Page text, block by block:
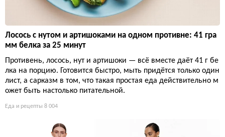
Лосось с нутом и артишоками на одном противне: 41 гра
мм белка за 25 минут
Противень, лосось, нут и артишоки — всё вместе даёт 41 г бе
лка на порцию. Готовится быстро, мыть придётся только один
лист, а сарказм в том, что такая простая еда действительно м
ожет быть настолько питательной.
Еда и рецепты 8 004